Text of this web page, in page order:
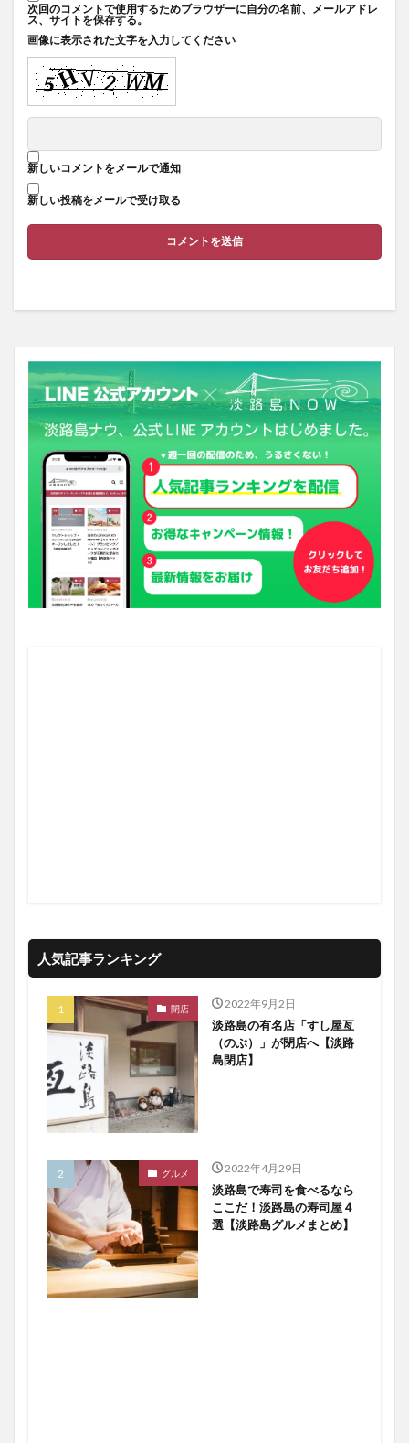
次回のコメントで使用するためブラウザーに自分の名前、メールアドレ
ス、サイトを保存する。
画像に表示された文字を入力してください
新しいコメントをメールで通知
新しい投稿をメールで受け取る
人気記事ランキング
閉店 2022年9月2日
淡路島の有名店「すし屋亙
（のぶ）」が閉店へ【淡路
島閉店】
グルメ 2022年4月29日
淡路島で寿司を食べるなら
ここだ！淡路島の寿司屋４
選【淡路島グルメまとめ】